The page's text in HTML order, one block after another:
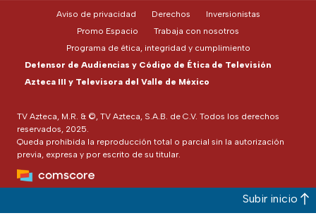
TV Azteca, M.R. & ©, TV Azteca, S.A.B. de C.V. Todos los derechos
reservados, 2025.
Queda prohibida la reproducción total o parcial sin la autorización
previa, expresa y por escrito de su titular.
Aviso de privacidad Derechos
Inversionistas
Promo Espacio
Trabaja con nosotros
Programa de ética, integridad y cumplimiento
Defensor de Audiencias y Código de Ética de Televisión
Azteca III y Televisora del Valle de México
Subir inicio